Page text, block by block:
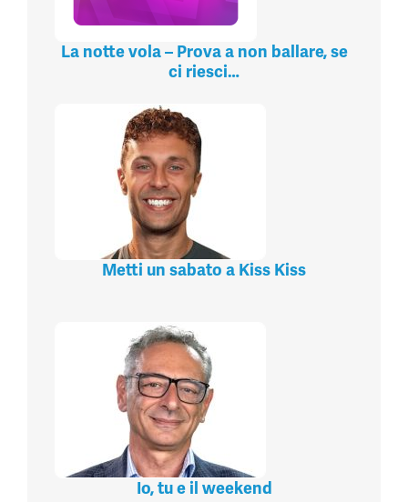
La notte vola – Prova a non ballare, se
ci riesci…
Metti un sabato a Kiss Kiss
Io, tu e il weekend